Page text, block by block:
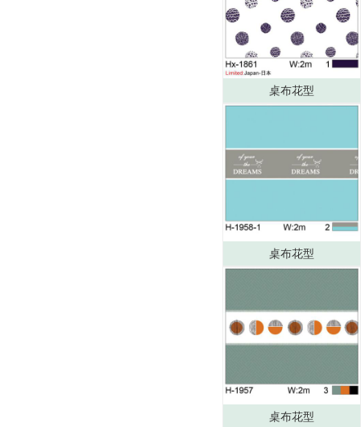
桌布花型
桌布花型
桌布花型